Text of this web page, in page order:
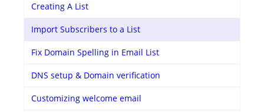
Creating A List
Import Subscribers to a List
Fix Domain Spelling in Email List
DNS setup & Domain verification
Customizing welcome email